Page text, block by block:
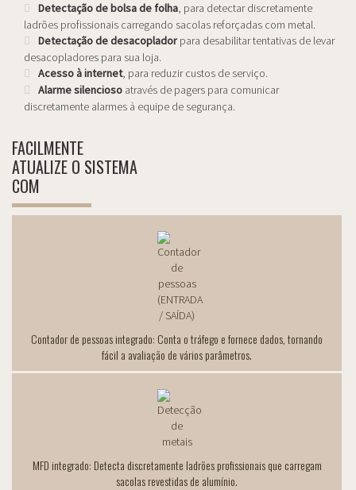
Detectação de bolsa de folha, para detectar discretamente
ladrões profissionais carregando sacolas reforçadas com metal.
Detectação de desacoplador para desabilitar tentativas de levar
desacopladores para sua loja.
Acesso à internet, para reduzir custos de serviço.
Alarme silencioso através de pagers para comunicar
discretamente alarmes à equipe de segurança.
FACILMENTE
ATUALIZE O SISTEMA
COM
Contador de pessoas integrado: Conta o tráfego e fornece dados, tornando
fácil a avaliação de vários parâmetros.
MFD integrado: Detecta discretamente ladrões profissionais que carregam
sacolas revestidas de alumínio.